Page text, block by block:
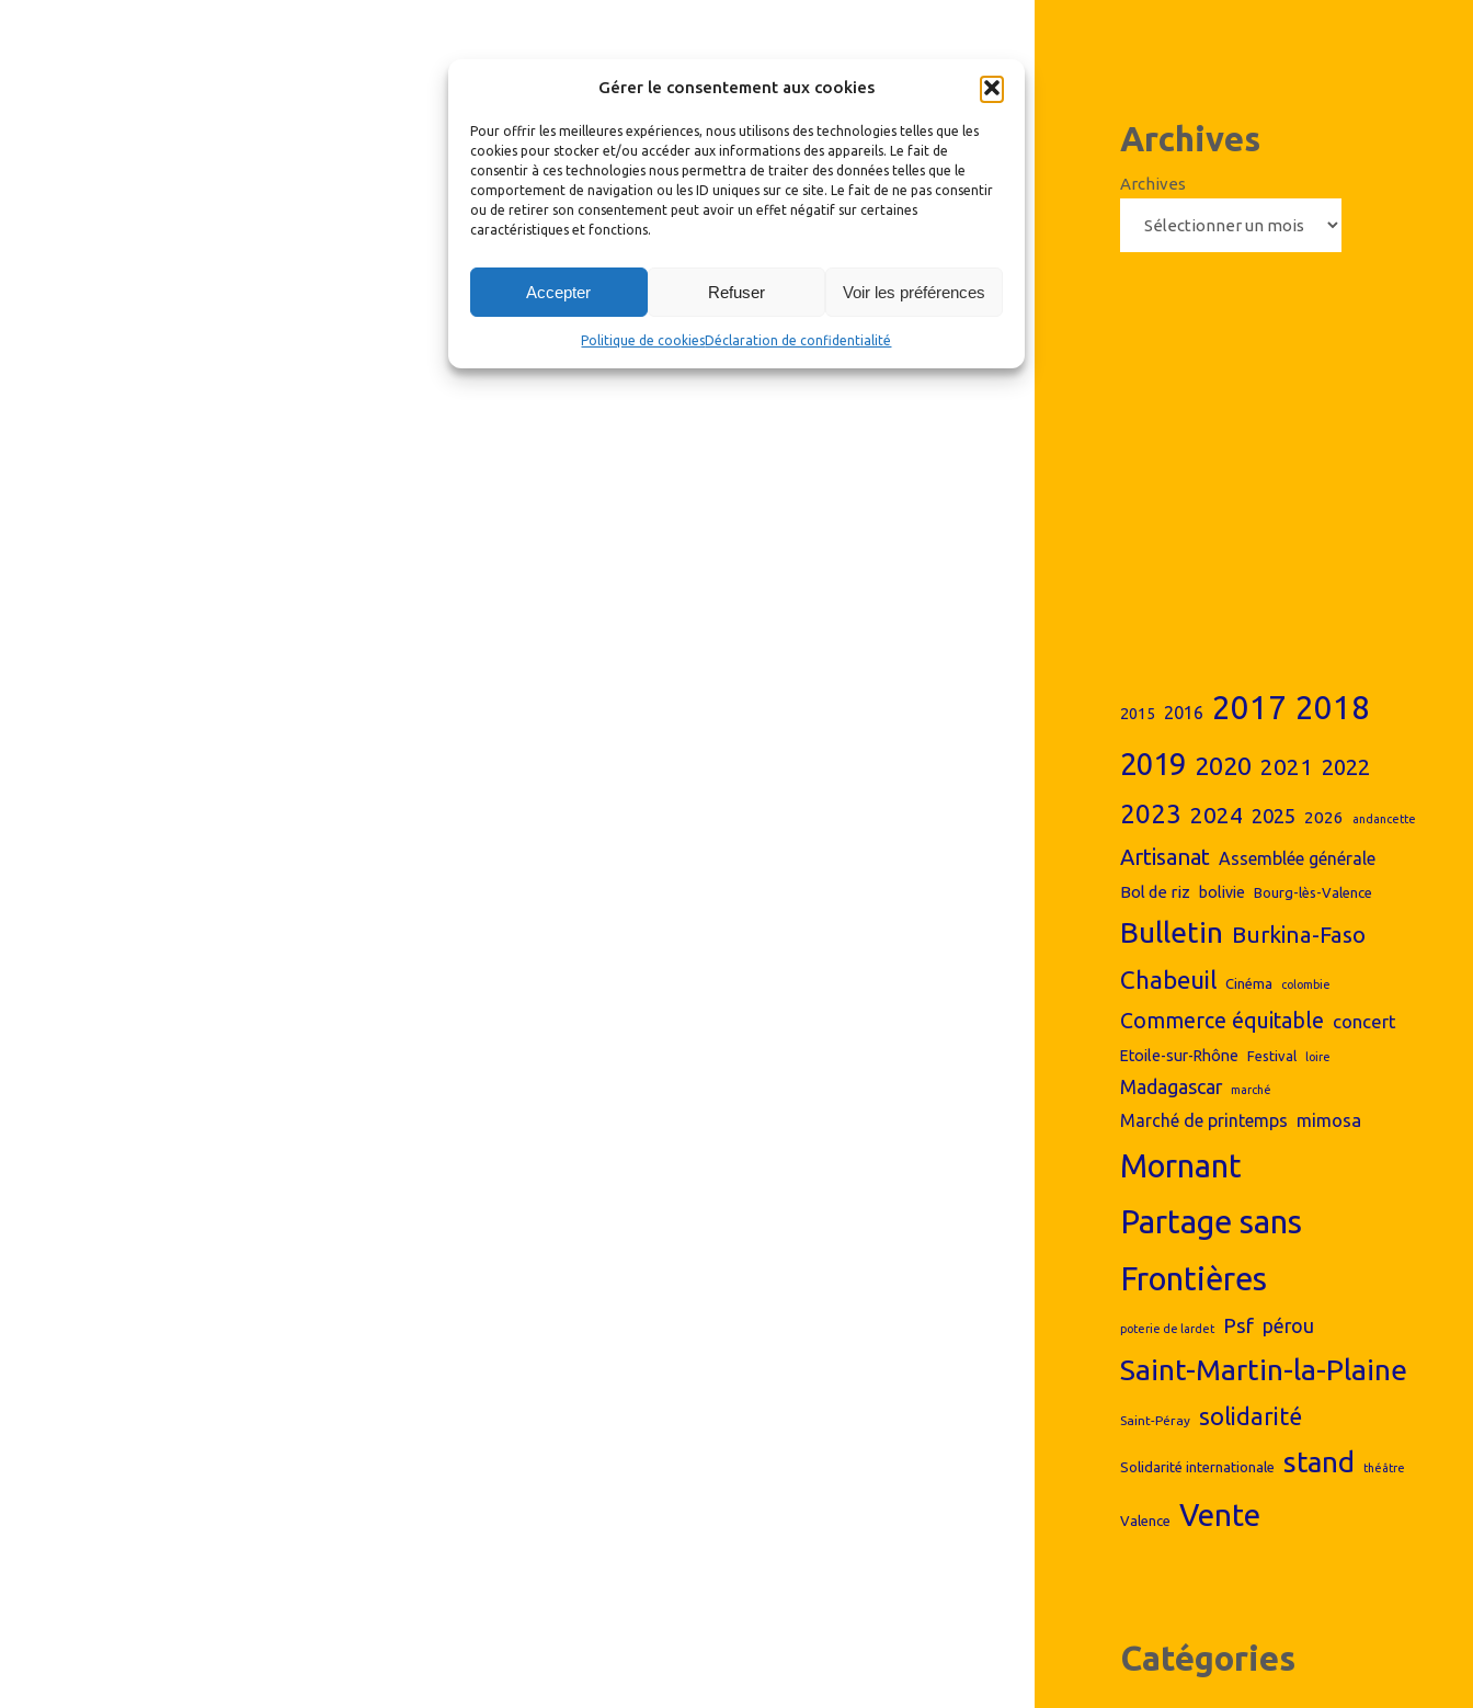
Gérer le consentement aux cookies
Pour offrir les meilleures expériences, nous utilisons des technologies telles que les
cookies pour stocker et/ou accéder aux informations des appareils. Le fait de
consentir à ces technologies nous permettra de traiter des données telles que le
comportement de navigation ou les ID uniques sur ce site. Le fait de ne pas consentir
ou de retirer son consentement peut avoir un effet négatif sur certaines
caractéristiques et fonctions.
Accepter Refuser Voir les préférences
Politique de cookiesDéclaration de confidentialité
Archives
Archives
2015 2016 2017 2018
2019 2020 2021 2022
2023 2024 2025 2026 andancette
Artisanat Assemblée générale
Bol de riz bolivie Bourg-lès-Valence
Bulletin Burkina-Faso
Chabeuil Cinéma colombie
Commerce équitable concert
Etoile-sur-Rhône Festival loire
Madagascar marché
Marché de printemps mimosa
Mornant
Partage sans
Frontières
poterie de lardet Psf pérou
Saint-Martin-la-Plaine
Saint-Péray solidarité
Solidarité internationale stand théâtre
Valence Vente
Catégories